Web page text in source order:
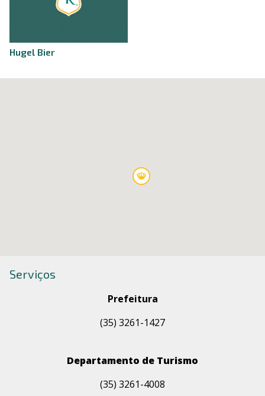
Hugel Bier
Serviços
Prefeitura
(35) 3261-1427
Departamento de Turismo
(35) 3261-4008